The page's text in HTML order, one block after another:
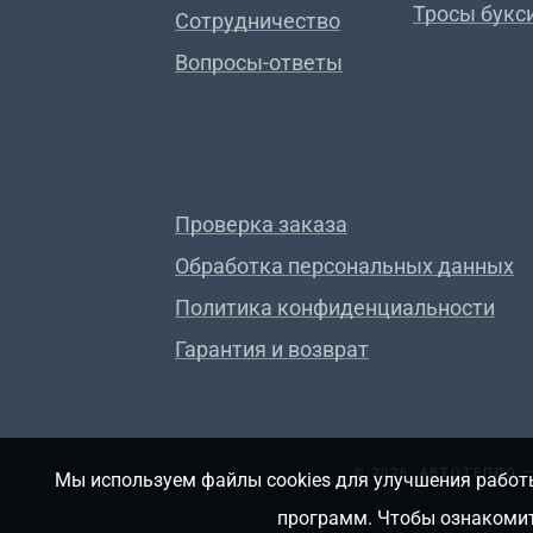
Сотрудничество
Вопросы-ответы
Тросы
Проверка заказа
Обработка персональных данных
Политика конфиденциальности
Гарантия и возврат
© 2026, АВТОТЕПЛО
Мы используем файлы cookies для улучшения
программ. Чтобы